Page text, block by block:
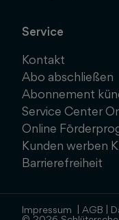
Service
Kontakt
Abo abschließen
Abonnement
Service Center
Online
Kunden werben
Barrierefreiheit
Impressum AGB